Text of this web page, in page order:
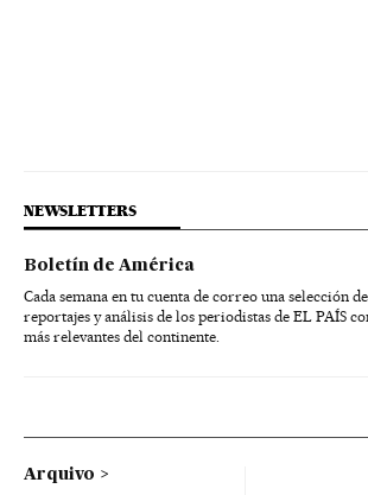
NEWSLETTERS
Boletín de América
Cada semana en tu cuenta de correo una selección
reportajes y análisis de los periodistas de EL PAÍS
más relevantes del continente.
Arquivo